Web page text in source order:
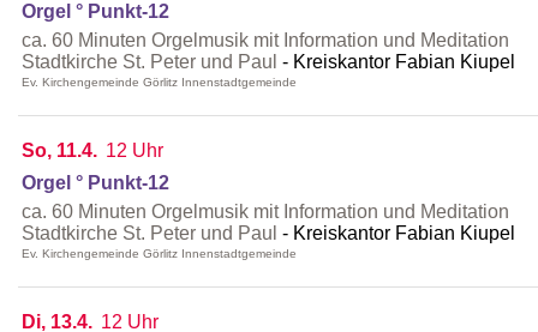
Orgel ° Punkt-12
ca. 60 Minuten Orgelmusik mit Information und Meditation
Stadtkirche St. Peter und Paul
Kreiskantor Fabian Kiupel
Ev. Kirchengemeinde Görlitz Innenstadtgemeinde
So, 11.4. 12 Uhr
Orgel ° Punkt-12
ca. 60 Minuten Orgelmusik mit Information und Meditation
Stadtkirche St. Peter und Paul
Kreiskantor Fabian Kiupel
Ev. Kirchengemeinde Görlitz Innenstadtgemeinde
Di, 13.4. 12 Uhr